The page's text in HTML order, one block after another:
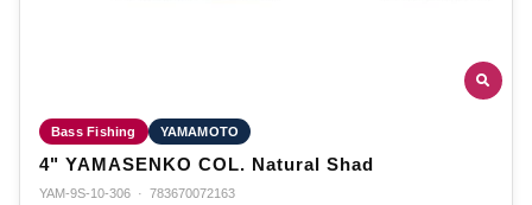
Bass Fishing YAMAMOTO
4" YAMASENKO COL. Natural Shad
YAM-9S-10-306 · 783670072163